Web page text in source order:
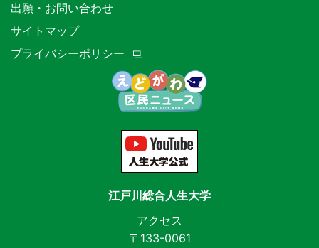
出願・お問い合わせ
サイトマップ
プライバシーポリシー
江戸川総合人生大学
アクセス
〒133-0061